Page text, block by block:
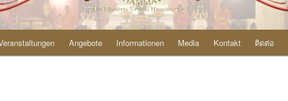
Angebote Informationen Media Kontakt ติดต่อ